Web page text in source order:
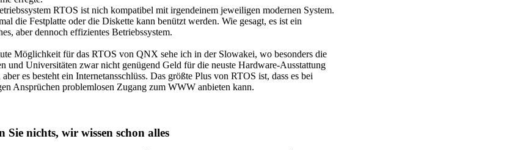
RTOS ist nich kompatibel mit irgendeinem jeweiligen modernen System.
die Festplatte oder die Diskette kann benützt werden. Wie gesagt, es ist ein
aber dennoch effizientes Betriebssystem.
Möglichkeit für das RTOS von QNX sehe ich in der Slowakei, wo besonders die
und Universitäten zwar nicht genügend Geld für die neuste Hardware-Ausstattung
aber es besteht ein Internetansschlüss. Das größte Plus von RTOS ist, dass es bei
Ansprüchen problemlosen Zugang zum WWW anbieten kann.
Sie nichts, wir wissen schon alles